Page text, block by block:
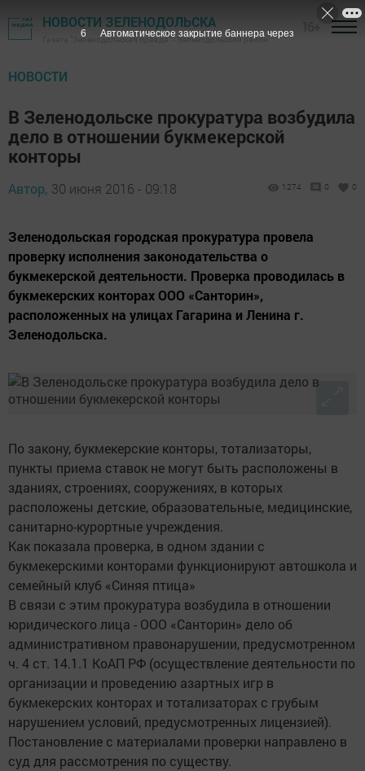
НОВОСТИ ЗЕЛЕНОДОЛЬСКА
Газета "Зеленодольская правда" - Зеленодольский район
НОВОСТИ
В Зеленодольске прокуратура возбудила
дело в отношении букмекерской
конторы
Автор, 30 июня 2016 - 09:18 1274 0 0
Зеленодольская городская прокуратура провела
проверку исполнения законодательства о
букмекерской деятельности. Проверка проводилась в
букмекерских конторах ООО «Санторин»,
расположенных на улицах Гагарина и Ленина г.
Зеленодольска.
По закону, букмекерские конторы, тотализаторы,
пункты приема ставок не могут быть расположены в
зданиях, строениях, сооружениях, в которых
расположены детские, образовательные, медицинские,
санитарно-курортные учреждения.
Как показала проверка, в одном здании с
букмекерскими конторами функционируют автошкола и
семейный клуб «Синяя птица»
В связи с этим прокуратура возбудила в отношении
юридического лица - ООО «Санторин» дело об
административном правонарушении, предусмотренном
ч. 4 ст. 14.1.1 КоАП РФ (осуществление деятельности по
организации и проведению азартных игр в
букмекерских конторах и тотализаторах с грубым
нарушением условий, предусмотренных лицензией).
Постановление с материалами проверки направлено в
суд для рассмотрения по существу.
5 Автоматическое закрытие баннера через